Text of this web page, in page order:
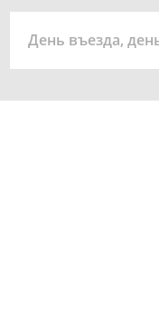
День въезда,